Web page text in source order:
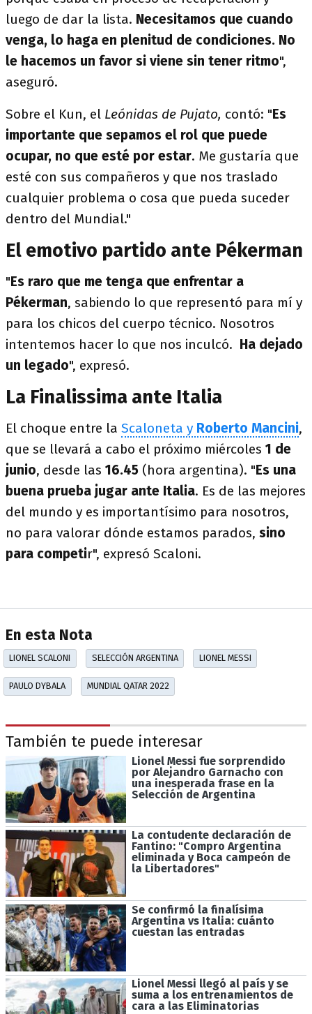
luego de dar la lista. Necesitamos que cuando
venga, lo haga en plenitud de condiciones. No
le hacemos un favor si viene sin tener ritmo",
aseguró.
Sobre el Kun, el Leónidas de Pujato, contó: "Es
importante que sepamos el rol que puede
ocupar, no que esté por estar. Me gustaría que
esté con sus compañeros y que nos traslado
cualquier problema o cosa que pueda suceder
dentro del Mundial."
El emotivo partido ante Pékerman
"Es raro que me tenga que enfrentar a
Pékerman, sabiendo lo que representó para mí y
para los chicos del cuerpo técnico. Nosotros
intentemos hacer lo que nos inculcó. Ha dejado
un legado", expresó.
La Finalissima ante Italia
El choque entre la Scaloneta y Roberto Mancini,
que se llevará a cabo el próximo miércoles 1 de
junio, desde las 16.45 (hora argentina). "Es una
buena prueba jugar ante Italia. Es de las mejores
del mundo y es importantísimo para nosotros,
no para valorar dónde estamos parados, sino
para competir", expresó Scaloni.
En esta Nota
LIONEL SCALONI SELECCIÓN ARGENTINA LIONEL MESSI
PAULO DYBALA MUNDIAL QATAR 2022
También te puede interesar
Lionel Messi fue sorprendido
por Alejandro Garnacho con
una inesperada frase en la
Selección de Argentina
La contudente declaración de
Fantino: "Compro Argentina
eliminada y Boca campeón de
la Libertadores"
Se confirmó la finalísima
Argentina vs Italia: cuánto
cuestan las entradas
Lionel Messi llegó al país y se
suma a los entrenamientos de
cara a las Eliminatorias